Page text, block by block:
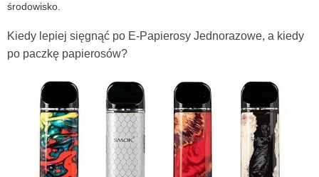
środowisko.
Kiedy lepiej sięgnąć po E-Papierosy Jednorazowe, a kiedy
po paczkę papierosów?